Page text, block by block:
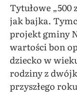
Tytułowe „500
jak bajka.
projekt gminy
wartości bon
dziecko w
rodziny z
przyszłego